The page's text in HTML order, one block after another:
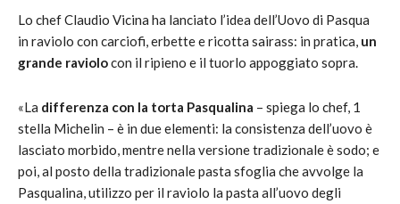
Lo chef Claudio Vicina ha lanciato l’idea dell’Uovo di Pasqua
in raviolo con carciofi, erbette e ricotta sairass: in pratica, un
grande raviolocon il ripieno e il tuorlo appoggiato sopra.
«La differenza con la torta Pasqualina – spiega lo chef, 1
stella Michelin – è in due elementi: la consistenza dell’uovo è
lasciato morbido, mentre nella versione tradizionale è sodo; e
poi, al posto della tradizionale pasta sfoglia che avvolge la
Pasqualina, utilizzo per il raviolo la pasta all’uovo degli